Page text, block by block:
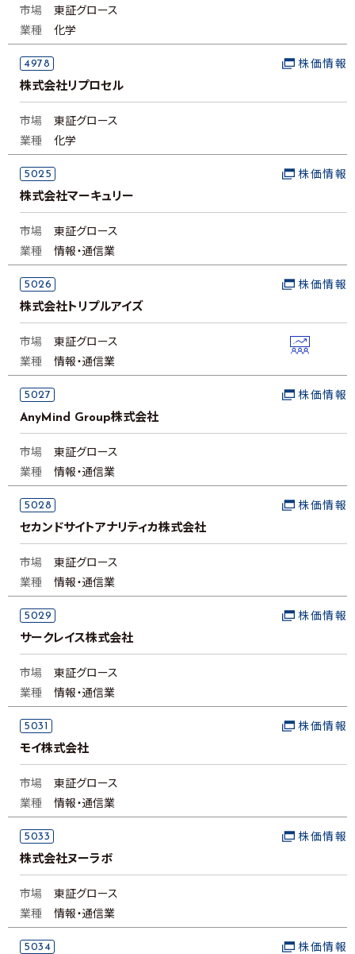
市場
東証グロース
業種
化学
4978
株式会社リプロセル
株価情報
市場
東証グロース
業種
化学
5025
株式会社マーキュリー
株価情報
市場
東証グロース
業種
情報・通信業
5026
株式会社トリプルアイズ
株価情報
市場
東証グロース
業種
情報・通信業
5027
AnyMind Group株式会社
株価情報
市場
東証グロース
業種
情報・通信業
5028
セカンドサイトアナリティカ株式会社
株価情報
市場
東証グロース
業種
情報・通信業
5029
サークレイス株式会社
株価情報
市場
東証グロース
業種
情報・通信業
5031
モイ株式会社
株価情報
市場
東証グロース
業種
情報・通信業
5033
株式会社ヌーラボ
株価情報
市場
東証グロース
業種
情報・通信業
5034 株価情報